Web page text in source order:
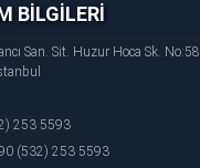
BİLGİLERİ
San. Sit. Huzur Hoca Sk. No:58
253 5593
(532) 253 5593